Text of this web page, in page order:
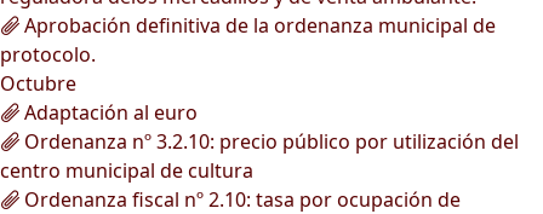
Aprobación definitiva de la ordenanza municipal de
protocolo.
Octubre
Adaptación al euro
Ordenanza nº 3.2.10: precio público por utilización del
centro municipal de cultura
Ordenanza fiscal nº 2.10: tasa por ocupación de